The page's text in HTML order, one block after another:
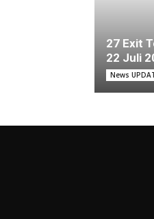
27 Exit
22 Juli
News